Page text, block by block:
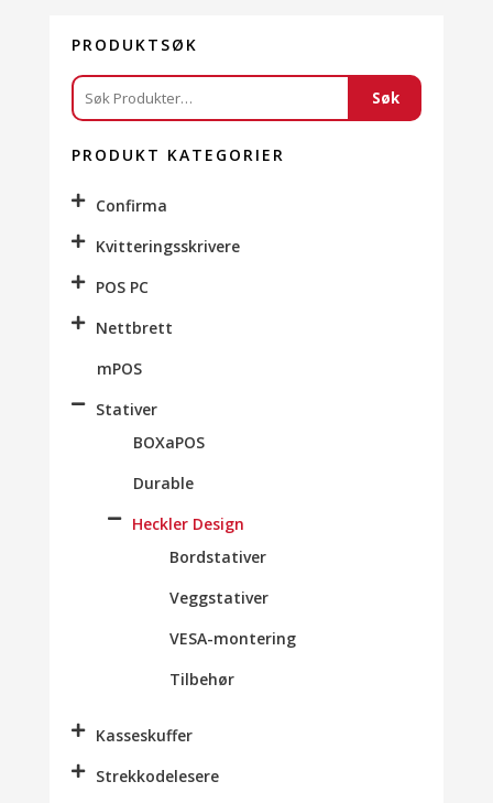
PRODUKTSØK
Søk
etter:
Søk
PRODUKT KATEGORIER
Confirma
Kvitteringsskrivere
POS PC
Nettbrett
mPOS
Stativer
BOXaPOS
Durable
Heckler Design
Bordstativer
Veggstativer
VESA-montering
Tilbehør
Kasseskuffer
Strekkodelesere